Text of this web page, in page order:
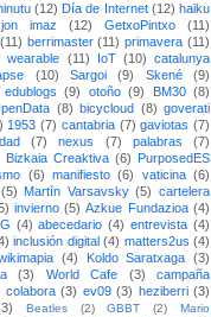
(12) Día de Internet (12) haiku
imaz (12) GetxoPintxo
(11)
(11) berrimaster (11) primavera (11)
wearable (11) IoT (10) catalunya
(10) Sargoi (9) Skené
(9)
edublogs (9) otoño (9) BM30 (8)
(8) bicycloud (8) goverati
1953 (7) cantabria (7) gaviotas (7)
(7) nexus (7) palabras
(7)
Bizkaia Creaktiva (6) PurposedES
(6) manifiesto (6) vaticina (6)
(5) Martín Varsavsky (5) cartelera
invierno (5) Azkue Fundazioa (4)
(4) abecedario (4) entrevista (4)
inclusión digital (4) matters2us (4)
(4) Koldo Saratxaga (3)
(3) World Cafe (3)
campaña
colabora (3) ev09 (3) heziberri (3)
Beatles (2) GBBT (2)
Mario